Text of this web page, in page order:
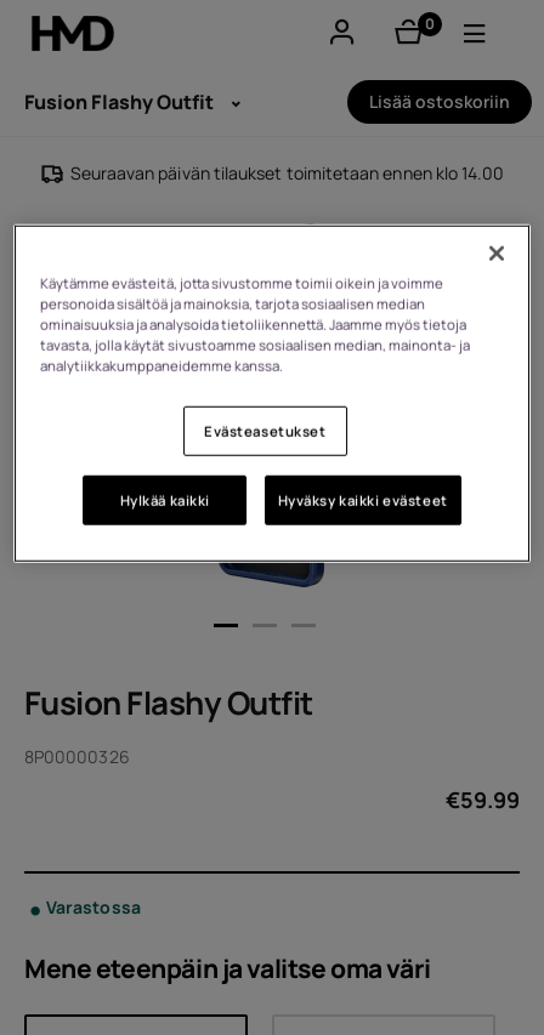
0
tuotteet
Smartphones
Perinteiset puhelimet
Lisävarusteet
Tarjoukset
Fusion Flashy Outfit Lisää ostoskoriin
Seuraavan päivän tilaukset toimitetaan ennen klo 14.00
Fusion Flashy Outfit
8P00000326
€59.99
Varastossa
Mene eteenpäin ja valitse omaväri
Käytämme evästeitä, jotta sivustomme toimii oikein ja voimme
personoida sisältöä ja mainoksia, tarjota sosiaalisen median
ominaisuuksia ja analysoida tietoliikennettä. Jaamme myös tietoja
tavasta, jolla käytät sivustoamme sosiaalisen median, mainonta- ja
analytiikkakumppaneidemme kanssa.
Evästeasetukset
Hylkää kaikki Hyväksy kaikki evästeet